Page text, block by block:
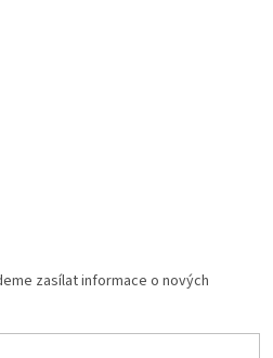
zasílat informace o nových